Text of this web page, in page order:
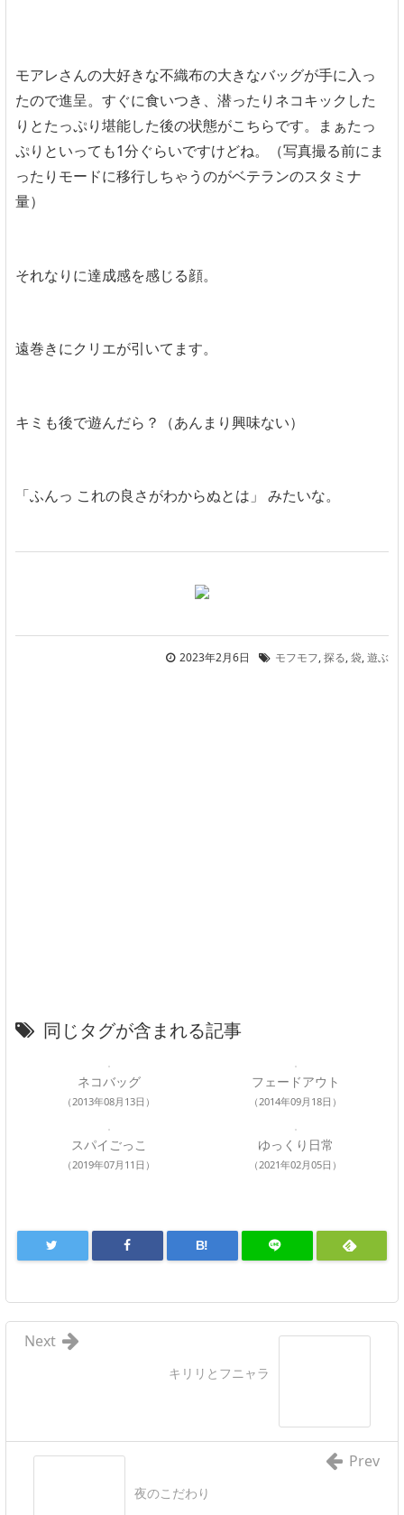
モアレさんの大好きな不織布の大きなバッグが手に入っ
たので進呈。すぐに食いつき、潜ったりネコキックした
りとたっぷり堪能した後の状態がこちらです。まぁたっ
ぷりといっても1分ぐらいですけどね。（写真撮る前にま
ったりモードに移行しちゃうのがベテランのスタミナ
量）
それなりに達成感を感じる顔。
遠巻きにクリエが引いてます。
キミも後で遊んだら？（あんまり興味ない）
「ふんっ これの良さがわからぬとは」 みたいな。
2023年2月6日 モフモフ,探る,袋,遊ぶ
同じタグが含まれる記事
ネコバッグ
（2013年08月13日）
フェードアウト
（2014年09月18日）
スパイごっこ
（2019年07月11日）
ゆっくり日常
（2021年02月05日）
B!
キリリとフニャラ
Next
夜のこだわり
Prev